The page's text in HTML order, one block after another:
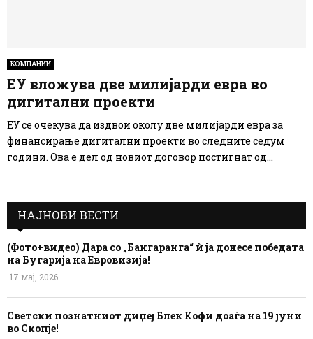
КОМПАНИИ
ЕУ вложува две милијарди евра во
дигитални проекти
ЕУ се очекува да издвои околу две милијарди евра за
финансирање дигитални проекти во следните седум
години. Ова е дел од новиот договор постигнат од...
НАЈНОВИ ВЕСТИ
(Фото+видео) Дара со „Бангаранга“ ѝ ја донесе победата
на Бугарија на Евровизија!
17 мај, 2026
Светски познатниот диџеј Блек Кофи доаѓа на 19 јуни
во Скопје!